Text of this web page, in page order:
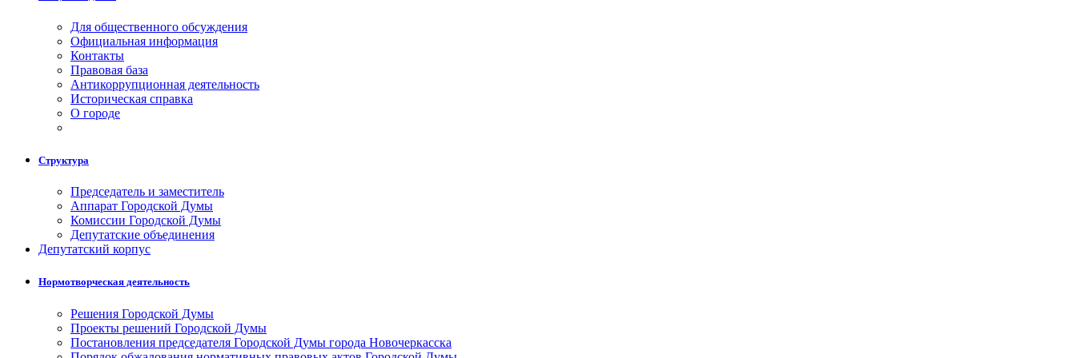
Для общественного обсуждения
Официальная информация
Контакты
Правовая база
Антикоррупционная деятельность
Историческая справка
О городе
Структура
Председатель и заместитель
Аппарат Городской Думы
Комиссии Городской Думы
Депутатские объединения
Депутатский корпус
Нормотворческая деятельность
Решения Городской Думы
Проекты решений Городской Думы
Постановления председателя Городской Думы города Новочеркасска